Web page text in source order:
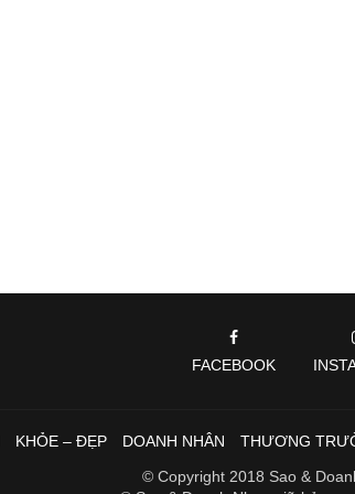
FACEBOOK
KHỎE – ĐẸP DOANH NHÂN THƯƠNG
© Copyright 2018 Sao &